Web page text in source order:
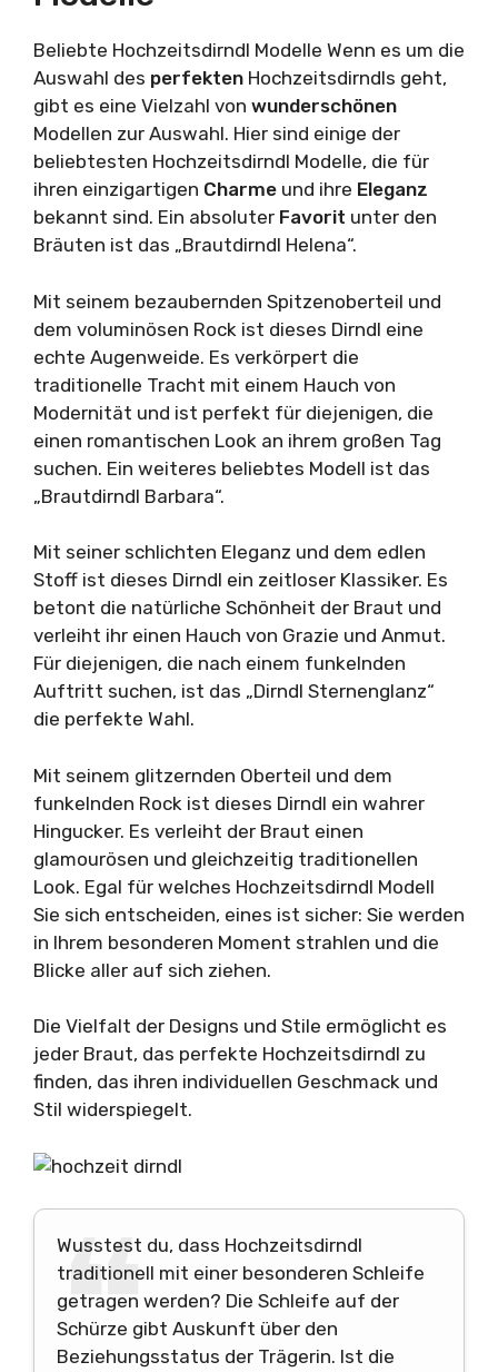
Beliebte Hochzeitsdirndl Modelle Wenn es um die
Auswahl des perfekten Hochzeitsdirndls geht,
gibt es eine Vielzahl von wunderschönen
Modellen zur Auswahl. Hier sind einige der
beliebtesten Hochzeitsdirndl Modelle, die für
ihren einzigartigen Charme und ihre Eleganz
bekannt sind. Ein absoluter Favorit unter den
Bräuten ist das „Brautdirndl Helena“.
Mit seinem bezaubernden Spitzenoberteil und
dem voluminösen Rock ist dieses Dirndl eine
echte Augenweide. Es verkörpert die
traditionelle Tracht mit einem Hauch von
Modernität und ist perfekt für diejenigen, die
einen romantischen Look an ihrem großen Tag
suchen. Ein weiteres beliebtes Modell ist das
„Brautdirndl Barbara“.
Mit seiner schlichten Eleganz und dem edlen
Stoff ist dieses Dirndl ein zeitloser Klassiker. Es
betont die natürliche Schönheit der Braut und
verleiht ihr einen Hauch von Grazie und Anmut.
Für diejenigen, die nach einem funkelnden
Auftritt suchen, ist das „Dirndl Sternenglanz“
die perfekte Wahl.
Mit seinem glitzernden Oberteil und dem
funkelnden Rock ist dieses Dirndl ein wahrer
Hingucker. Es verleiht der Braut einen
glamourösen und gleichzeitig traditionellen
Look. Egal für welches Hochzeitsdirndl Modell
Sie sich entscheiden, eines ist sicher: Sie werden
in Ihrem besonderen Moment strahlen und die
Blicke aller auf sich ziehen.
Die Vielfalt der Designs und Stile ermöglicht es
jeder Braut, das perfekte Hochzeitsdirndl zu
finden, das ihren individuellen Geschmack und
Stil widerspiegelt.
Wusstest du, dass Hochzeitsdirndl
traditionell mit einer besonderen Schleife
getragen werden? Die Schleife auf der
Schürze gibt Auskunft über den
Beziehungsstatus der Trägerin. Ist die